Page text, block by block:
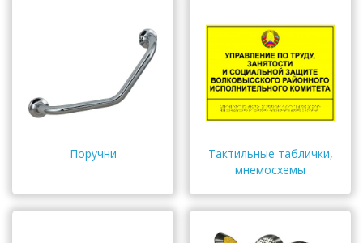
Поручни
Тактильные таблички,
мнемосхемы